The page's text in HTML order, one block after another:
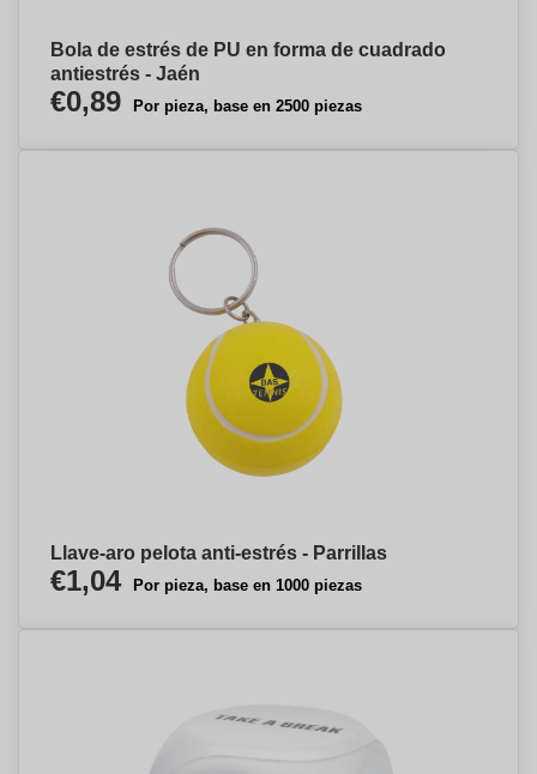
Bola de estrés de PU en forma de cuadrado
antiestrés - Jaén
€0,89 Por pieza, base en 2500 piezas
Llave-aro pelota anti-estrés - Parrillas
€1,04 Por pieza, base en 1000 piezas